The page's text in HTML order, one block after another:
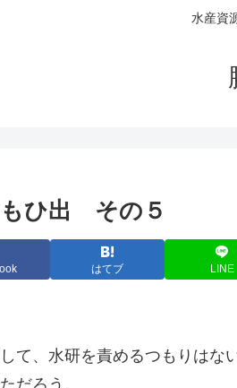
水産資
ひ出 その５
はてブ LINE
て、水研を責めるつもりはない
だろう。